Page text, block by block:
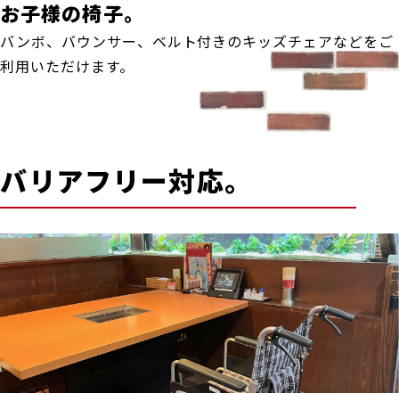
お子様の椅子。
バンボ、バウンサー、ベルト付きのキッズチェアなどをご
利用いただけます。
バリアフリー対応。